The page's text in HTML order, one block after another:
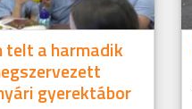
telt a harmadik
gyerektábor